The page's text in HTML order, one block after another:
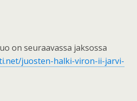
on seuraavassa jaksossa
juosten-halki-viron-ii-jarvi-